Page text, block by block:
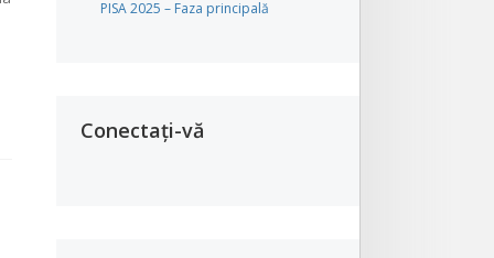
PISA 2025 – Faza principală
Conectați-vă